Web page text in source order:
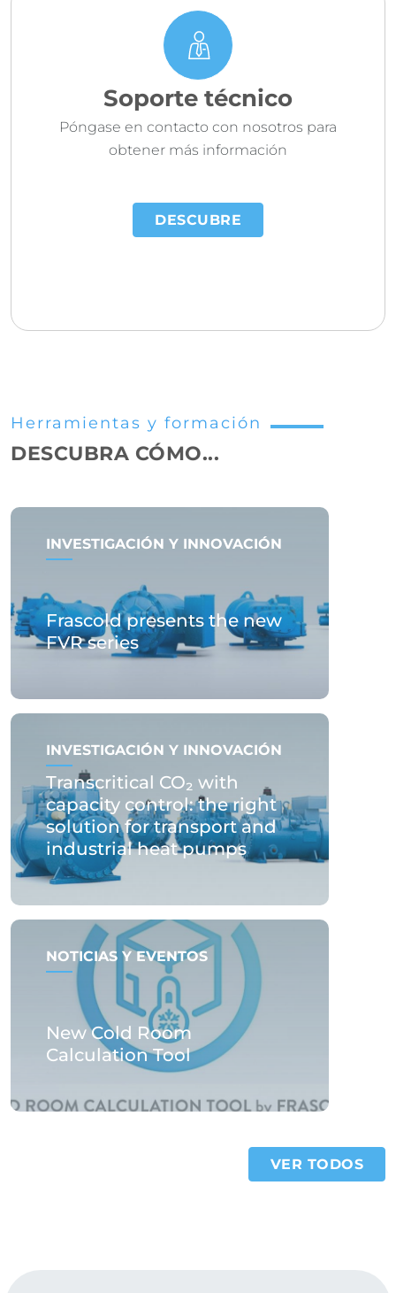
Soporte técnico
Póngase en contacto con nosotros para
obtener más información
DESCUBRE
Herramientas y formación
DESCUBRA CÓMO...
INVESTIGACIÓN Y INNOVACIÓN
Frascold presents the new
FVR series
INVESTIGACIÓN Y INNOVACIÓN
Transcritical CO₂ with
capacity control: the right
solution for transport and
industrial heat pumps
NOTICIAS Y EVENTOS
New Cold Room
Calculation Tool
VER TODOS